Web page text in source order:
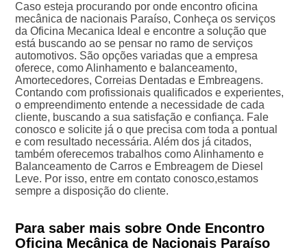
Caso esteja procurando por onde encontro oficina
mecânica de nacionais Paraíso, Conheça os serviços
da Oficina Mecanica Ideal e encontre a solução que
está buscando ao se pensar no ramo de serviços
automotivos. São opções variadas que a empresa
oferece, como Alinhamento e balanceamento,
Amortecedores, Correias Dentadas e Embreagens.
Contando com profissionais qualificados e experientes,
o empreendimento entende a necessidade de cada
cliente, buscando a sua satisfação e confiança. Fale
conosco e solicite já o que precisa com toda a pontual
e com resultado necessária. Além dos já citados,
também oferecemos trabalhos como Alinhamento e
Balanceamento de Carros e Embreagem de Diesel
Leve. Por isso, entre em contato conosco,estamos
sempre a disposição do cliente.
Para saber mais sobre Onde Encontro
Oficina Mecânica de Nacionais Paraíso